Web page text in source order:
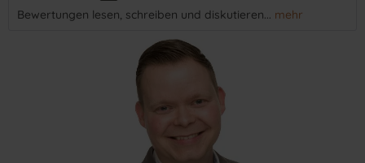
Bewertungen lesen, schreiben und diskutieren... mehr